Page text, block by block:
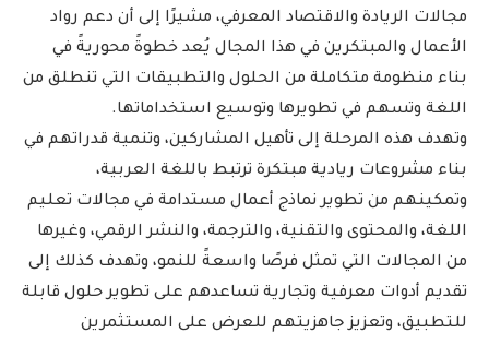
مجالات الريادة والاقتصاد المعرفي، مشيرًا إلى أن دعم رواد
الأعمال والمبتكرين في هذا المجال يُعد خطوةً محوريةً في
بناء منظومة متكاملة من الحلول والتطبيقات التي تنطلق من
اللغة وتسهم في تطويرها وتوسيع استخداماتها.
وتهدف هذه المرحلة إلى تأهيل المشاركين، وتنمية قدراتهم في
بناء مشروعات ريادية مبتكرة ترتبط باللغة العربية،
وتمكينهم من تطوير نماذج أعمال مستدامة في مجالات تعليم
اللغة، والمحتوى والتقنية، والترجمة، والنشر الرقمي، وغيرها
من المجالات التي تمثل فرصًا واسعةً للنمو، وتهدف كذلك إلى
تقديم أدوات معرفية وتجارية تساعدهم على تطوير حلول قابلة
للتطبيق، وتعزيز جاهزيتهم للعرض على المستثمرين